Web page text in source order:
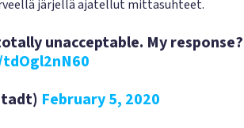
järjellä ajatellut mittasuhteet.
unacceptable. My response?
February 5, 2020